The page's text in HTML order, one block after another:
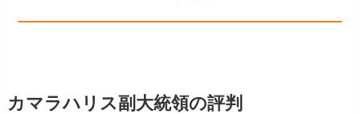
カマラハリス副大統領の評判